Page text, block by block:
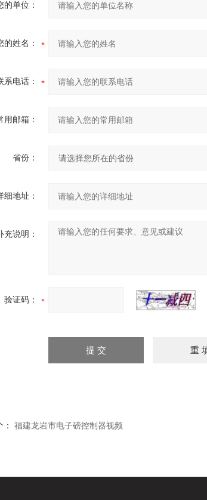
的单位：
的姓名：
系电话：
用邮箱：
省份：
细地址：
充说明：
验证码：
福建龙岩市电子磅控制器视频